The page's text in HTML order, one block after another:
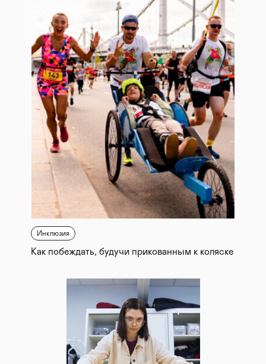
Инклюзия
Как побеждать, будучи прикованным к коляске